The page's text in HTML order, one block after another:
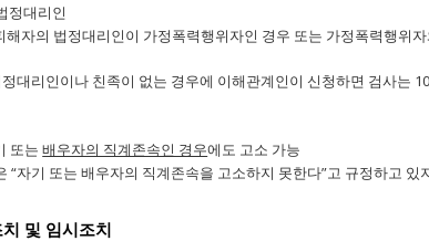
정대리인
해자의 법정대리인이 가정폭력행위자인 경우 또는 가정폭력행위
대리인이나 친족이 없는 경우에 이해관계인이 신청하면 검사는
또는배우자의 직계존속인 경우에도 고소 가능
“자기 또는 배우자의 직계존속을 고소하지 못한다”고 규정하고 있
및 임시조치